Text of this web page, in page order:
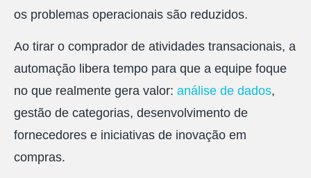
os problemas operacionais são reduzidos.
Ao tirar o comprador de atividades transacionais, a
automação libera tempo para que a equipe foque
no que realmente gera valor: análise de dados,
gestão de categorias, desenvolvimento de
fornecedores e iniciativas de inovação em
compras.